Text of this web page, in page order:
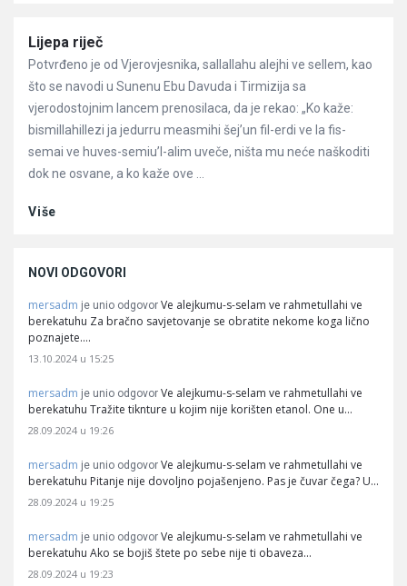
Članci
Lijepa riječ
Potvrđeno je od Vjerovjesnika, sallallahu alejhi ve sellem, kao
što se navodi u Sunenu Ebu Davuda i Tirmizija sa
vjerodostojnim lancem prenosilaca, da je rekao: „Ko kaže:
bismillahillezi ja jedurru measmihi šej’un fil-erdi ve la fis-
semai ve huves-semiu’l-alim uveče, ništa mu neće naškoditi
dok ne osvane, a ko kaže ove ...
Više
NOVI ODGOVORI
mersadm je unio odgovor Ve alejkumu-s-selam ve rahmetullahi ve
berekatuhu Za bračno savjetovanje se obratite nekome koga lično
poznajete.…
13.10.2024 u 15:25
mersadm je unio odgovor Ve alejkumu-s-selam ve rahmetullahi ve
berekatuhu Tražite tiknture u kojim nije korišten etanol. One u…
28.09.2024 u 19:26
mersadm je unio odgovor Ve alejkumu-s-selam ve rahmetullahi ve
berekatuhu Pitanje nije dovoljno pojašenjeno. Pas je čuvar čega? U…
28.09.2024 u 19:25
mersadm je unio odgovor Ve alejkumu-s-selam ve rahmetullahi ve
berekatuhu Ako se bojiš štete po sebe nije ti obaveza…
28.09.2024 u 19:23